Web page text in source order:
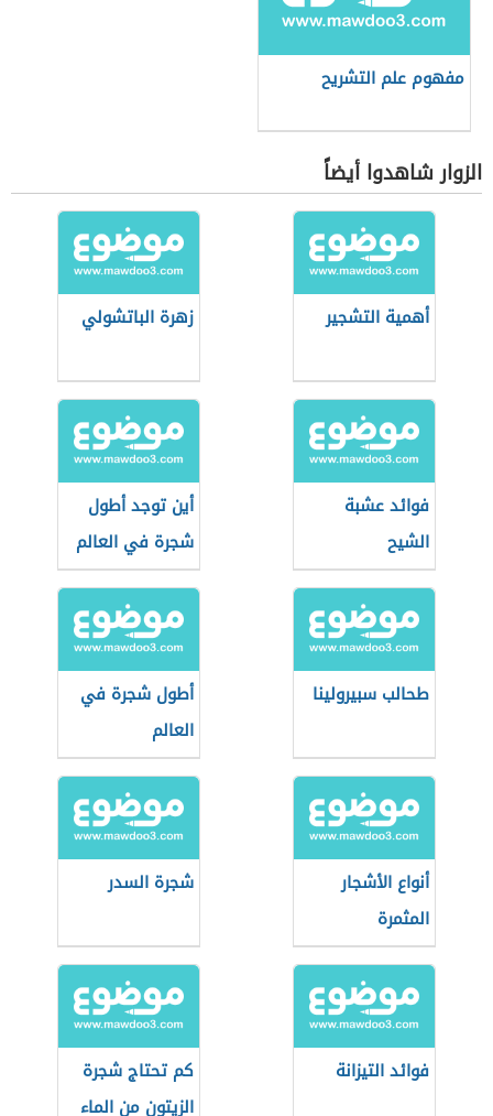
مفهوم علم التشريح
الزوار شاهدوا أيضاً
أهمية التشجير زهرة الباتشولي
فوائد عشبة
الشيح
أين توجد أطول
شجرة في العالم
طحالب سبيرولينا
أطول شجرة في
العالم
أنواع الأشجار
المثمرة
شجرة السدر
فوائد التيزانة
كم تحتاج شجرة
الزيتون من الماء